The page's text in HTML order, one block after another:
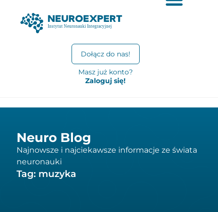
Dołącz do nas!
Masz już konto?
Zaloguj się!
Neuro Blog
Najnowsze i najciekawsze informacje ze świata
neuronauki
Tag: muzyka